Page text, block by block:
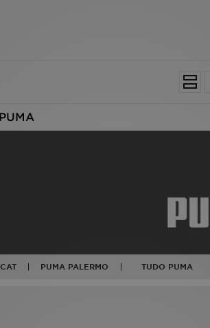
PUMA PALERMO TUDO PUMA